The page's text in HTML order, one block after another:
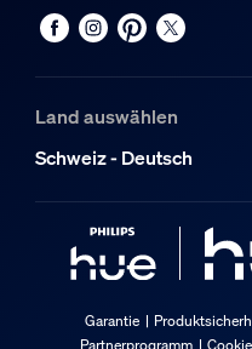
Land auswählen
Schweiz - Deutsch
Garantie
Partnerprogramm